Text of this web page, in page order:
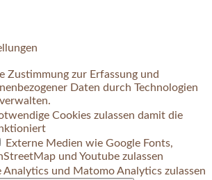
Zustimmung zur Erfassung und
Daten durch Technologien
Cookies zulassen damit die
Externe Medien wie Google Fonts,
und Youtube zulassen
Analytics und Matomo Analytics zulassen